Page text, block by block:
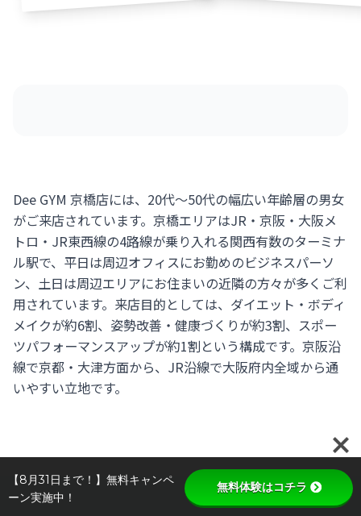
Dee GYM 京橋店には、20代〜50代の幅広い年齢層の男女
がご来店されています。京橋エリアはJR・京阪・大阪メ
トロ・JR東西線の4路線が乗り入れる関西有数のターミナ
ル駅で、平日は周辺オフィスにお勤めのビジネスパーソ
ン、土日は周辺エリアにお住まいの近隣の方々が多くご利
用されています。来店目的としては、ダイエット・ボディ
メイクが約6割、姿勢改善・健康づくりが約3割、スポー
ツパフォーマンスアップが約1割という構成です。京阪沿
線で京都・大津方面から、JR沿線で大阪府内全域から通
いやすい立地です。
【8月31日まで！】無料キャンペ
ーン実施中！
無料体験はコチラ